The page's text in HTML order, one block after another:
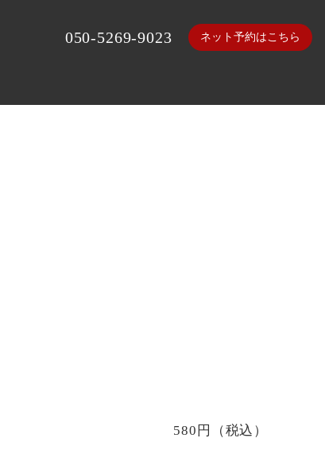
050-5269-9023 ネット予約はこちら
580円（税込）